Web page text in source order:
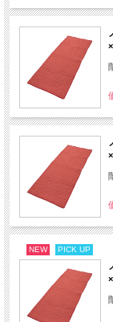
NEW PICK UP